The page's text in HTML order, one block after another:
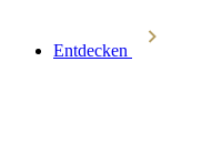
Entdecken